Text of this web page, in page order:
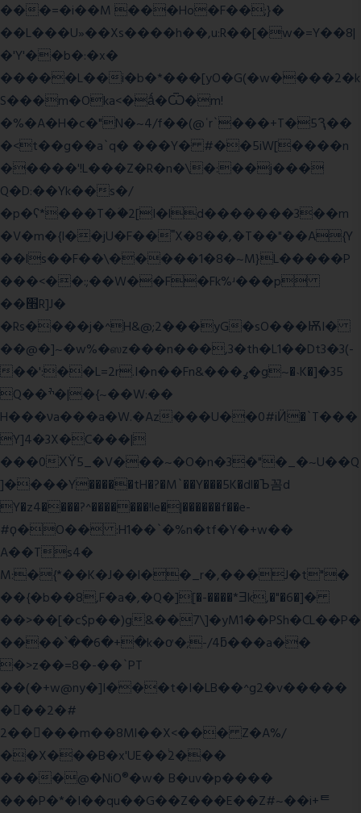
���=�i��M ���Ho�F��;}�
��L���U»��Xs����h��,u:R��[�w�=Y��8|
�'Y'��b�:�x�
�����L��i�b�*���[yO�G(�w����2�k
S���m�Oka<�ǻ�Ѿ�m!
�%�A�H�c�"N�~4/f��(@ʿr`���+T�5Ԇ��
�<t��g��a`q� ���Y� #��5iW[����n
�����'!L���Z�R�n�\�:��j���
Q�D:��Yk��s�/
�p�ʕ*���T�ؘ�2[I�ld�������3��m
�V�m�{I��jU�F��˭X�8��,�T��"��A{Y
��ls��F��\�����1�8�~M}L�����P
���<��:;��W��F�Fk%ʴ���p
��׫R]J�
�Rs����j�^H&@;2���yG�sO���ѬI�
��@�]~�w%�ஸz���n���,3�th�L1��Dt3�3(-
��':��L=2r.I�n��Fn&���ߩ�g~�˴K�]�35
Q��ׯ�|�{~��W:��
H���νa���a�W.�Az���U��0#iӤ�`T���
Y]4�3X�C���|
���0ХΫ5_�V���~�O�n�3�"�_�~U��Q
]����Y�����tH�?�M`��Y���5K�dl�Ъ꼼d
Y�z4����?^�������!le�|������f��e-
#ϙ�O�� :H1��`�%n�tf�Y�+w��
A��Ts4�
M:�{*��K�J��l��_r�,���J�t"�
��{�b��8,F�a�,�Q�][�-����*Ǝk,�"�6�]�
��>��[�c$p��)g&��7\]�yM1��PSh�CL��P�
����՝��6�+�k�ơ�;-/4ƃ���a��
�>z��=8�-��`PT
��(�+w@ny�]I���t�I�LB��^g2�v�����
��ٕ�2�#
2�����m��8Ml��X<��� Z�A%/
��X���B�x'UE��֔2���
����@�NiO®�w� B�uv�p����
���P�*�I��qu��G��Z��� E��Z#~��i+ᄐ